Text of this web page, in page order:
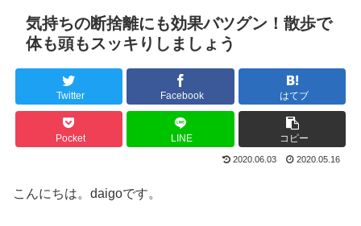
気持ちの断捨離にも効果バツグン！散歩で
体も頭もスッキりしましょう
Twitter Facebook はてブ
Pocket LINE コピー
2020.06.03 2020.05.16
こんにちは。daigoです。